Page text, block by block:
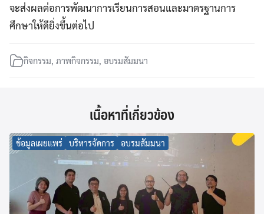
จะส่งผลต่อการพัฒนาการเรียนการสอนและมาตรฐานการ
ศึกษาให้ดียิ่งขึ้นต่อไป
กิจกรรม, ภาพกิจกรรม, อบรมสัมมนา
เนื้อหาที่เกี่ยวข้อง
ข้อมูลเผยแพร่ บริหารจัดการ อบรมสัมมนา